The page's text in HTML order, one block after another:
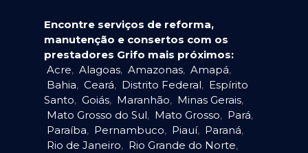
Encontre serviços de reforma,
manutenção e consertos com os
prestadores Grifo mais próximos:
Acre, Alagoas, Amazonas, Amapá,
Bahia, Ceará, Distrito Federal, Espírito
Santo, Goiás, Maranhão, Minas Gerais,
Mato Grosso do Sul, Mato Grosso, Pará,
Paraíba, Pernambuco, Piauí, Paraná,
Rio de Janeiro, Rio Grande do Norte,